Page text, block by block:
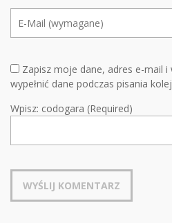
Zapisz moje dane, adres e-mail
wypełnić dane podczas pisania
Wpisz: codogara (Required)